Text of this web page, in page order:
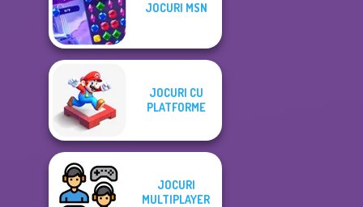
JOCURI MSN
JOCURI CU
PLATFORME
JOCURI
MULTIPLAYER